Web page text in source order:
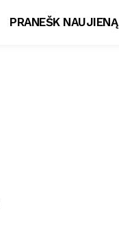
PRANEŠK NAUJIENĄ